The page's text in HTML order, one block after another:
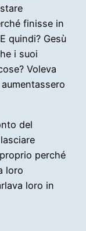
finisse in
quindi? Gesù
i suoi
Voleva
del
perché
loro
loro in